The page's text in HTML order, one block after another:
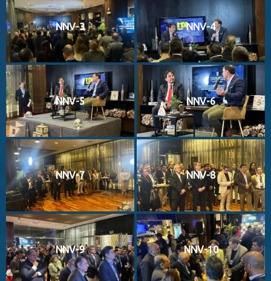
NNV-3 NNV-4
NNV-5 NNV-6
NNV-7 NNV-8
NNV-9 NNV-10